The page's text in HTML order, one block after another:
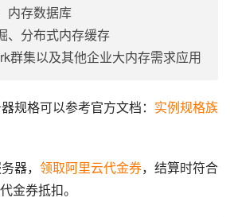
内存数据库
、分布式内存缓存
群集以及其他企业大内存需求应用
规格可以参考官方文档： 实例规格族
器， 领取阿里云代金券，结算时符合
金券抵扣。